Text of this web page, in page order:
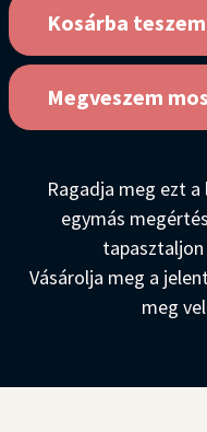
Kosárba teszem
Megveszem
Ragadja meg ezt
egymás
Vásárolja meg a
meg